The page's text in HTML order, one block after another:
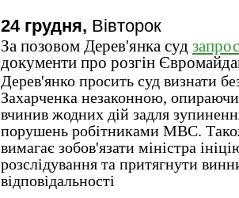
24 грудня, Вівторок
За позовом Дерев'янка суд
документи про розгін
Дерев'янко просить суд визнати
Захарченка незаконною,
вчинив жодних дій задля
порушень робітниками МВС.
вимагає зобов'язати міністра
розслідування та притягнути
відповідальності